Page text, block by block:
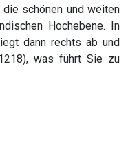
schönen und weiten
Hochebene. In
dann rechts ab und
was führt Sie zu